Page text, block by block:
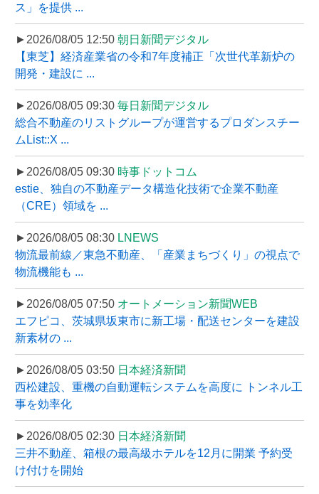
ス」を提供 ...
►2026/08/05 12:50 朝日新聞デジタル
【東芝】経済産業省の令和7年度補正「次世代革新炉の
開発・建設に ...
►2026/08/05 09:30 毎日新聞デジタル
総合不動産のリストグループが運営するプロダンスチー
ムList::X ...
►2026/08/05 09:30 時事ドットコム
estie、独自の不動産データ構造化技術で企業不動産
（CRE）領域を ...
►2026/08/05 08:30 LNEWS
物流最前線／東急不動産、「産業まちづくり」の視点で
物流機能も ...
►2026/08/05 07:50 オートメーション新聞WEB
エフピコ、茨城県坂東市に新工場・配送センターを建設
新素材の ...
►2026/08/05 03:50 日本経済新聞
西松建設、重機の自動運転システムを高度に トンネル工
事を効率化
►2026/08/05 02:30 日本経済新聞
三井不動産、箱根の最高級ホテルを12月に開業 予約受
け付けを開始